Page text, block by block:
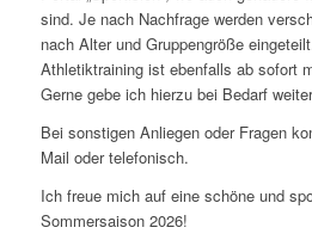
sind. Je nach Nachfrage werden
nach Alter und Gruppengröße
Athletiktraining ist ebenfalls ab sofort
Gerne gebe ich hierzu bei Bedarf
Bei sonstigen Anliegen oder Fragen
Mail oder telefonisch.
Ich freue mich auf eine schöne und
Sommersaison 2026!